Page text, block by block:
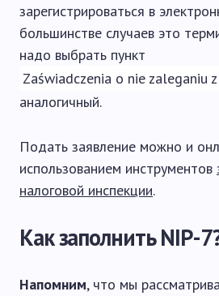
зарегистрироваться в
большинстве случаев это
надо выбрать пункт
Zaświadczenia o nie zaleganiu
аналогичный.
Подать заявление можно и
использованием инструментов
налоговой инспекции.
Как заполнить NIP-
Напомним, что мы